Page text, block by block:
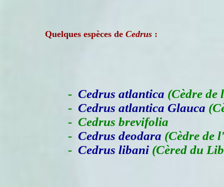
Quelques espèces de Cedrus :
- Cedrus atlantica (Cèdre de
- Cedrus atlantica Glauca
- Cedrus brevifolia
- Cedrus deodara (Cèdre de
- Cedrus libani (Cèred du